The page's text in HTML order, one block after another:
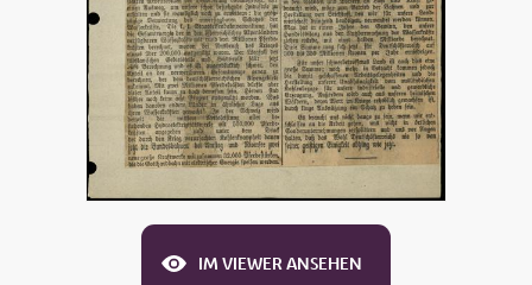
IM VIEWER ANSEHEN